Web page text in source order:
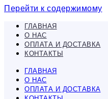
Перейти к содержимому
ГЛАВНАЯ
О НАС
ОПЛАТА И ДОСТАВКА
КОНТАКТЫ
ГЛАВНАЯ
О НАС
ОПЛАТА И ДОСТАВКА